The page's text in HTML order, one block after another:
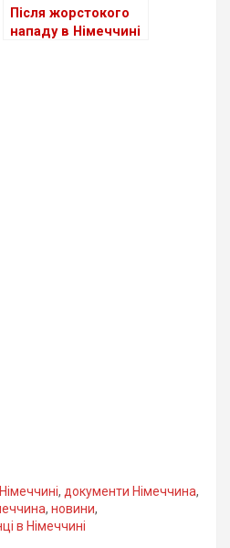
Після жорстокого
нападу в Німеччині
, документи Німеччина,
, новини,
в Німеччині